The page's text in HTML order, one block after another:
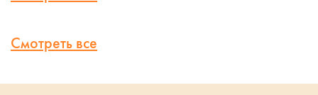
Смотреть все